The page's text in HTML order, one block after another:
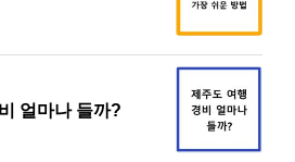
얼마나 들까?